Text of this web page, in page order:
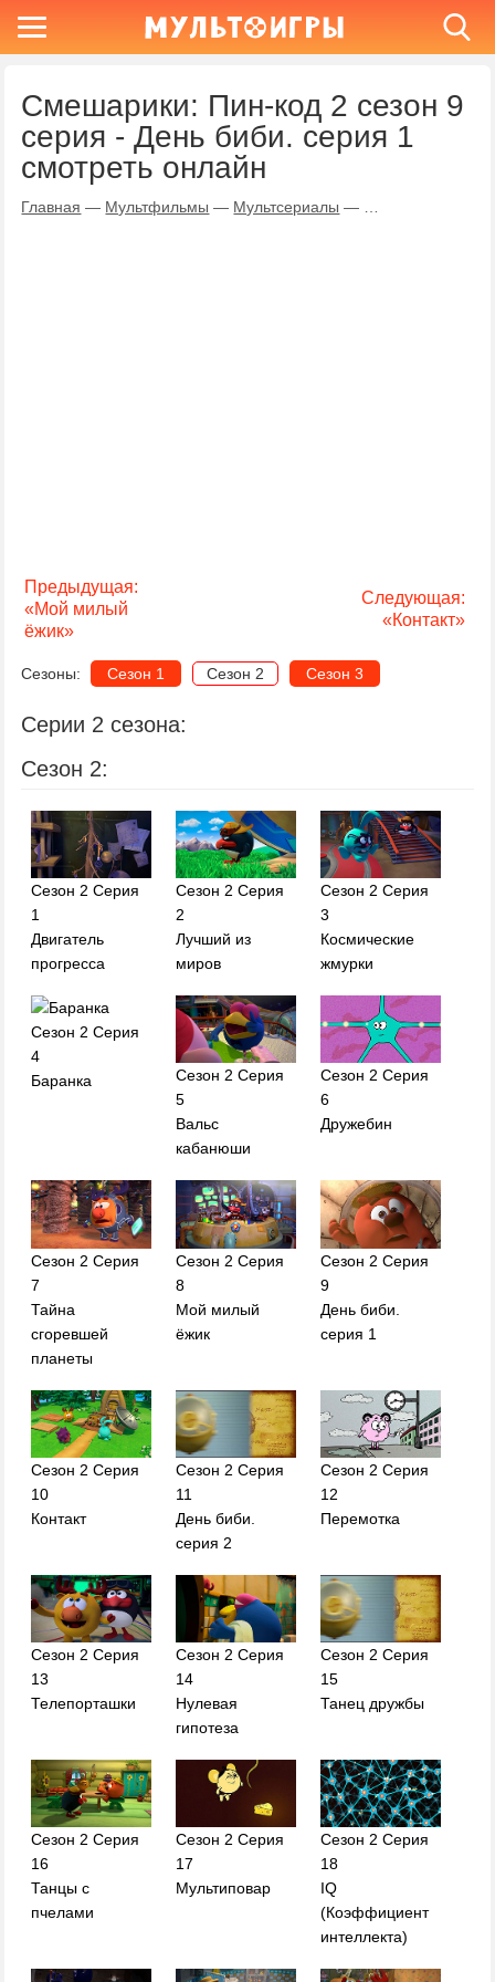
Смешарики: Пин-код 2 сезон 9
серия - День биби. серия 1
смотреть онлайн
Главная — Мультфильмы — Мультсериалы —
Предыдущая:
«Мой милый
ёжик»
Следующая:
«Контакт»
Сезоны: Сезон 1 Сезон 2 Сезон 3
Серии 2 сезона:
Сезон 2:
Сезон 2 Серия
1
Двигатель
прогресса
Сезон 2 Серия
2
Лучший из
миров
Сезон 2 Серия
3
Космические
жмурки
Сезон 2 Серия
4
Баранка
Сезон 2 Серия
5
Вальс
кабанюши
Сезон 2 Серия
6
Дружебин
Сезон 2 Серия
7
Тайна
сгоревшей
планеты
Сезон 2 Серия
8
Мой милый
ёжик
Сезон 2 Серия
9
День биби.
серия 1
Сезон 2 Серия
10
Контакт
Сезон 2 Серия
11
День биби.
серия 2
Сезон 2 Серия
12
Перемотка
Сезон 2 Серия
13
Телепорташки
Сезон 2 Серия
14
Нулевая
гипотеза
Сезон 2 Серия
15
Танец дружбы
Сезон 2 Серия
16
Танцы с
пчелами
Сезон 2 Серия
17
Мультиповар
Сезон 2 Серия
18
IQ
(Коэффициент
интеллекта)